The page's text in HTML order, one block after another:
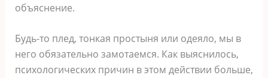
объяснение.
Будь-то плед, тонкая простыня или одеяло, мы в
него обязательно замотаемся. Как выяснилось,
психологических причин в этом действии больше,